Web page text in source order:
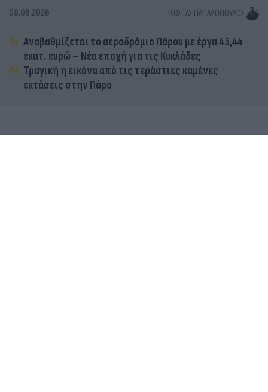
08.08.2026 ΚΏΣΤΑΣ ΠΑΠΑΔΌΠΟΥΛΟΣ
Αναβαθμίζεται το αεροδρόμιο Πάρου με έργα 45,44
εκατ. ευρώ – Νέα εποχή για τις Κυκλάδες
Τραγική η εικόνα από τις τεράστιες καμένες
εκτάσεις στην Πάρο